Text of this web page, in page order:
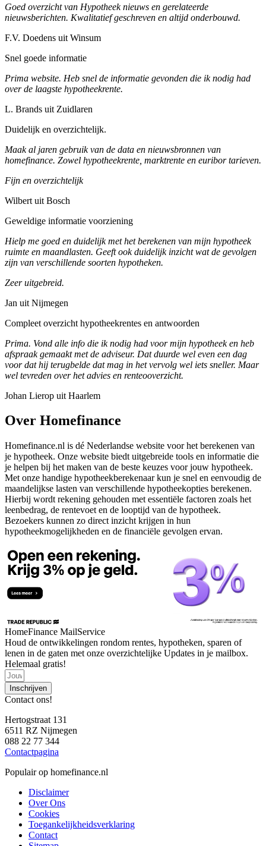
Goed overzicht van Hypotheek nieuws en gerelateerde
nieuwsberichten. Kwalitatief geschreven en altijd onderbouwd.
F.V. Doedens uit Winsum
Snel goede informatie
Prima website. Heb snel de informatie gevonden die ik nodig had
over de laagste hypotheekrente.
L. Brands uit Zuidlaren
Duidelijk en overzichtelijk.
Maak al jaren gebruik van de data en nieuwsbronnen van
homefinance. Zowel hypotheekrente, marktrente en euribor tarieven.
Fijn en overzichtelijk
Wilbert uit Bosch
Geweldige informatie voorziening
Hielp me goed en duidelijk met het berekenen van mijn hypotheek
ruimte en maandlasten. Geeft ook duidelijk inzicht wat de gevolgen
zijn van verschillende soorten hypotheken.
Zeer uitgebreid.
Jan uit Nijmegen
Compleet overzicht hypotheekrentes en antwoorden
Prima. Vond alle info die ik nodig had voor mijn hypotheek en heb
afspraak gemaakt met de adviseur. Dat duurde wel even een dag
voor dat hij terugbelde dat mag in het vervolg wel iets sneller. Maar
wel tevreden over het advies en renteooverzicht.
Johan Lierop uit Haarlem
Over Homefinance
Homefinance.nl is dé Nederlandse website voor het berekenen van
je hypotheek. Onze website biedt uitgebreide tools en informatie die
je helpen bij het maken van de beste keuzes voor jouw hypotheek.
Met onze handige hypotheekberekenaar kun je snel en eenvoudig de
maandelijkse lasten van verschillende hypotheekopties berekenen.
Hierbij wordt rekening gehouden met essentiële factoren zoals het
leenbedrag, de rentevoet en de looptijd van de hypotheek.
Bezoekers kunnen zo direct inzicht krijgen in hun
hypotheekmogelijkheden en de financiële gevolgen ervan.
HomeFinance MailService
Houd de ontwikkelingen rondom rentes, hypotheken, sparen of
lenen in de gaten met onze overzichtelijke Updates in je mailbox.
Helemaal gratis!
Inschrijven
Contact ons!
Hertogstraat 131
6511 RZ Nijmegen
088 22 77 344
Contactpagina
Populair op homefinance.nl
Disclaimer
Over Ons
Cookies
Toegankelijkheidsverklaring
Contact